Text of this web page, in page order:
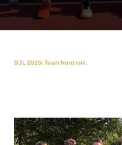
BJL 2025: Team Nord mnl.